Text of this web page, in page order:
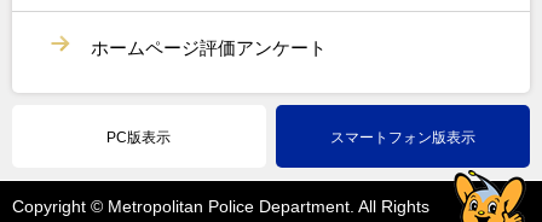
ホームページ評価アンケート
PC版表示 スマートフォン版表示
Copyright © Metropolitan Police Department. All Rights